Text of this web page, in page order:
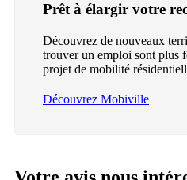
Prêt à élargir votre
Découvrez de nouveaux
trouver un emploi sont plus
projet de mobilité
Découvrez Mobiville